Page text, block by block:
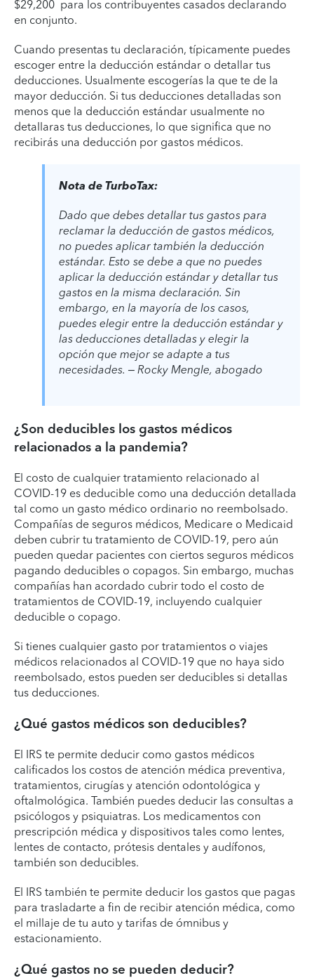
$29,200 para los contribuyentes casados declarando
en conjunto.
Cuando presentas tu declaración, típicamente puedes
escoger entre la deducción estándar o detallar tus
deducciones. Usualmente escogerías la que te de la
mayor deducción. Si tus deducciones detalladas son
menos que la deducción estándar usualmente no
detallaras tus deducciones, lo que significa que no
recibirás una deducción por gastos médicos.
Nota de TurboTax:
Dado que debes detallar tus gastos para
reclamar la deducción de gastos médicos,
no puedes aplicar también la deducción
estándar. Esto se debe a que no puedes
aplicar la deducción estándar y detallar tus
gastos en la misma declaración. Sin
embargo, en la mayoría de los casos,
puedes elegir entre la deducción estándar y
las deducciones detalladas y elegir la
opción que mejor se adapte a tus
necesidades. – Rocky Mengle, abogado
¿Son deducibles los gastos médicos
relacionados a la pandemia?
El costo de cualquier tratamiento relacionado al
COVID-19 es deducible como una deducción detallada
tal como un gasto médico ordinario no reembolsado.
Compañías de seguros médicos, Medicare o Medicaid
deben cubrir tu tratamiento de COVID-19, pero aún
pueden quedar pacientes con ciertos seguros médicos
pagando deducibles o copagos. Sin embargo, muchas
compañías han acordado cubrir todo el costo de
tratamientos de COVID-19, incluyendo cualquier
deducible o copago.
Si tienes cualquier gasto por tratamientos o viajes
médicos relacionados al COVID-19 que no haya sido
reembolsado, estos pueden ser deducibles si detallas
tus deducciones.
¿Qué gastos médicos son deducibles?
El IRS te permite deducir como gastos médicos
calificados los costos de atención médica preventiva,
tratamientos, cirugías y atención odontológica y
oftalmológica. También puedes deducir las consultas a
psicólogos y psiquiatras. Los medicamentos con
prescripción médica y dispositivos tales como lentes,
lentes de contacto, prótesis dentales y audífonos,
también son deducibles.
El IRS también te permite deducir los gastos que pagas
para trasladarte a fin de recibir atención médica, como
el millaje de tu auto y tarifas de ómnibus y
estacionamiento.
¿Qué gastos no se pueden deducir?